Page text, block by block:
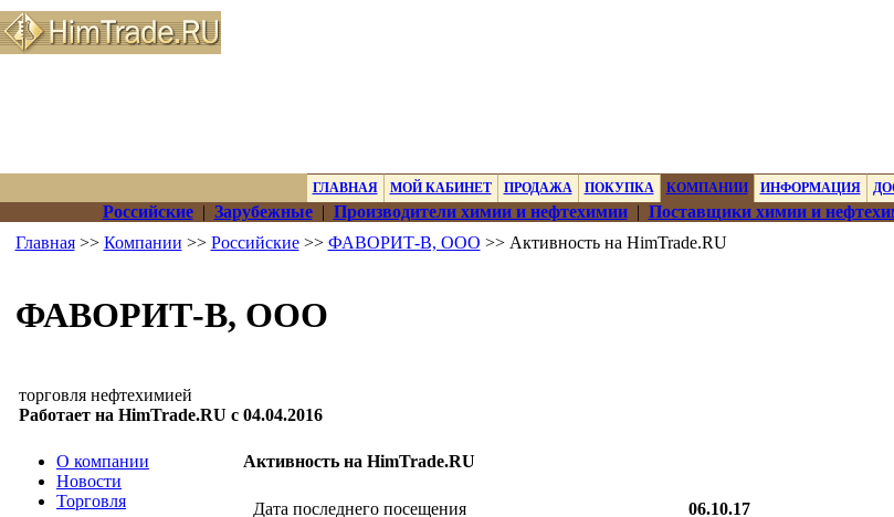
ГЛАВНАЯ МОЙ КАБИНЕТ ПРОДАЖА ПОКУПКА КОМПАНИИ ИНФОРМАЦИЯ
Российские| Зарубежные| Производители химии и нефтехимии| Поставщики химии и
Главная>> Компании >> Российские>> ФАВОРИТ-В, ООО >> Активность на HimTrade.RU
ФАВОРИТ-В, ООО
торговля нефтехимией
Работает на HimTrade.RU с 04.04.2016
О компании
Новости
Торговля
Активность на HimTrade.RU
Дата последнего посещения
06.10.17